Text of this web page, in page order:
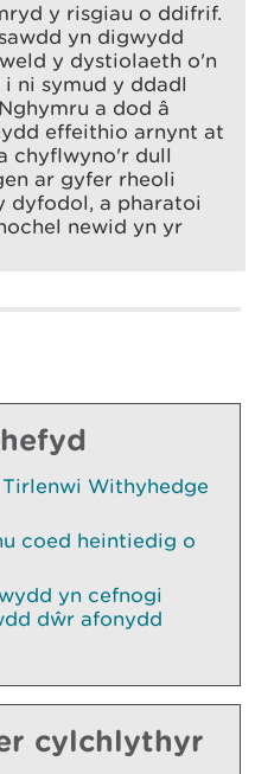
y risgiau o ddifrif.
yn digwydd
y dystiolaeth o'n
i ni symud y ddadl
a dod â
effeithio arnynt at
chyflwyno'r dull
ar gyfer rheoli
dyfodol, a pharatoi
newid yn yr
Withyhedge
coed heintiedig o
yn cefnogi
dŵr afonydd
cylchlythyr